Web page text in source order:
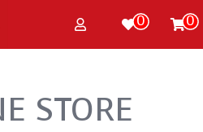
0 0
STORE